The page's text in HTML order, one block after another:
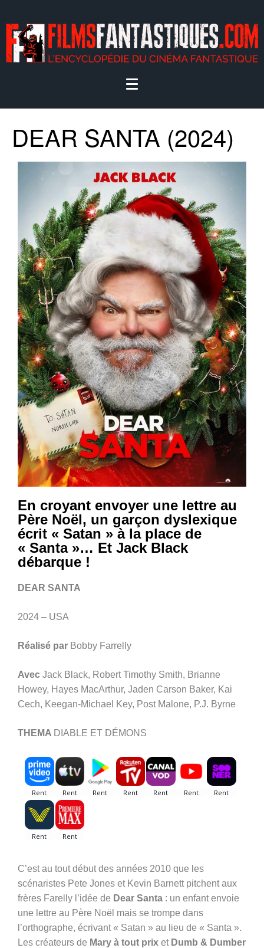
DEAR SANTA (2024)
En croyant envoyer une lettre au
Père Noël, un garçon dyslexique
écrit « Satan » à la place de
« Santa »… Et Jack Black
débarque !
DEAR SANTA
2024 – USA
Réalisé par Bobby Farrelly
Avec Jack Black, Robert Timothy Smith, Brianne
Howey, Hayes MacArthur, Jaden Carson Baker, Kai
Cech, Keegan-Michael Key, Post Malone, P.J. Byrne
THEMA DIABLE ET DÉMONS
C’est au tout début des années 2010 que les
scénaristes Pete Jones et Kevin Barnett pitchent aux
frères Farelly l’idée de Dear Santa : un enfant envoie
une lettre au Père Noël mais se trompe dans
l’orthographe, écrivant « Satan » au lieu de « Santa ».
Les créateurs de Mary à tout prix et Dumb & Dumber